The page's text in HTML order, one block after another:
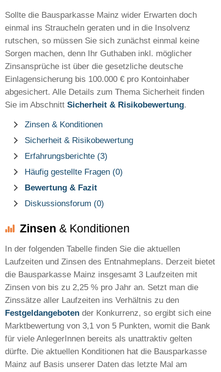
Sollte die Bausparkasse Mainz wider Erwarten doch
einmal ins Straucheln geraten und in die Insolvenz
rutschen, so müssen Sie sich zunächst einmal keine
Sorgen machen, denn Ihr Guthaben inkl. möglicher
Zinsansprüche ist über die gesetzliche deutsche
Einlagensicherung bis 100.000 € pro Kontoinhaber
abgesichert. Alle Details zum Thema Sicherheit finden
Sie im Abschnitt Sicherheit & Risikobewertung.
Zinsen & Konditionen
Sicherheit & Risikobewertung
Erfahrungsberichte (3)
Häufig gestellte Fragen (0)
Bewertung & Fazit
Diskussionsforum (0)
Zinsen & Konditionen
In der folgenden Tabelle finden Sie die aktuellen
Laufzeiten und Zinsen des Entnahmeplans. Derzeit bietet
die Bausparkasse Mainz insgesamt 3 Laufzeiten mit
Zinsen von bis zu 2,25 % pro Jahr an. Setzt man die
Zinssätze aller Laufzeiten ins Verhältnis zu den
Festgeldangeboten der Konkurrenz, so ergibt sich eine
Marktbewertung von 3,1 von 5 Punkten, womit die Bank
für viele AnlegerInnen bereits als unattraktiv gelten
dürfte. Die aktuellen Konditionen hat die Bausparkasse
Mainz auf Basis unserer Daten das letzte Mal am